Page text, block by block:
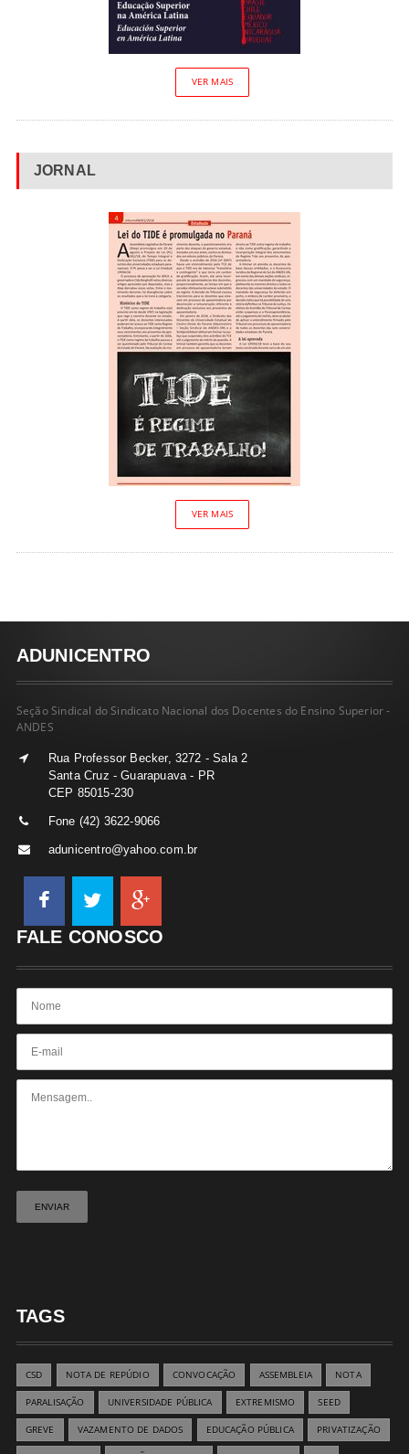
VER MAIS
JORNAL
VER MAIS
ADUNICENTRO
Seção Sindical do Sindicato Nacional dos Docentes do Ensino Superior -
ANDES
Rua Professor Becker, 3272 - Sala 2
Santa Cruz - Guarapuava - PR
CEP 85015-230
Fone (42) 3622-9066
adunicentro@yahoo.com.br
FALE CONOSCO
TAGS
CSD NOTA DE REPÚDIO CONVOCAÇÃO ASSEMBLEIA NOTA
PARALISAÇÃO UNIVERSIDADE PÚBLICA EXTREMISMO SEED
GREVE VAZAMENTO DE DADOS EDUCAÇÃO PÚBLICA PRIVATIZAÇÃO